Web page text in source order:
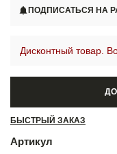
ПОДПИСАТЬСЯ НА
Дисконтный товар.
БЫСТРЫЙ ЗАКАЗ
Артикул